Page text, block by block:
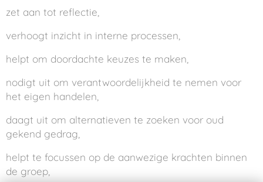
zet aan tot reflectie,
verhoogt inzicht in interne processen,
helpt om doordachte keuzes te maken,
nodigt uit om verantwoordelijkheid te nemen voor
het eigen handelen,
daagt uit om alternatieven te zoeken voor oud
gekend gedrag,
helpt te focussen op de aanwezige krachten binnen
de groep,